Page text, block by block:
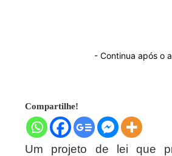
- Continua após o
Compartilhe!
Um projeto de lei que